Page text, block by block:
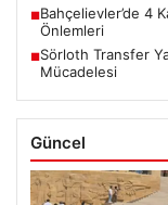
■Bahçelievler’de 4
Önlemleri
■Sörloth Transfer
Mücadelesi
Güncel